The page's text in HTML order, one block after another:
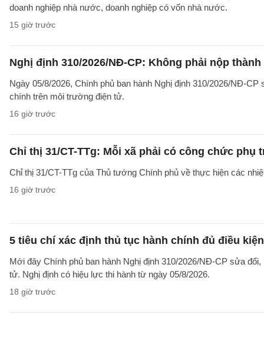
doanh nghiệp nhà nước, doanh nghiệp có vốn nhà nước.
15 giờ trước
Nghị định 310/2026/NĐ-CP: Không phải nộp
Ngày 05/8/2026, Chính phủ ban hành Nghị định 310/2026/NĐ-
chính trên môi trường điện tử.
16 giờ trước
Chỉ thị 31/CT-TTg: Mỗi xã phải có công chức phụ
Chỉ thị 31/CT-TTg của Thủ tướng Chính phủ về thực hiện các
16 giờ trước
5 tiêu chí xác định thủ tục hành chính đủ điều
Mới đây Chính phủ ban hành Nghị định 310/2026/NĐ-CP sửa
tử. Nghị định có hiệu lực thi hành từ ngày 05/8/2026.
18 giờ trước